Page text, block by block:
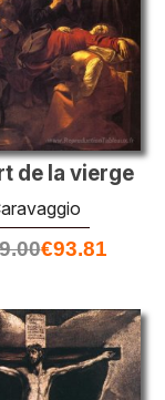
de la vierge
€93.81